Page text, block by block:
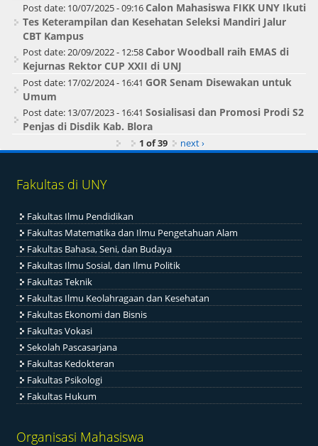
Post date: 10/07/2025 - 09:16 Calon Mahasiswa FIKK UNY Ikuti
Tes Keterampilan dan Kesehatan Seleksi Mandiri Jalur
CBT Kampus
Post date:20/09/2022 - 12:58 Cabor Woodball raih EMAS di
Kejurnas Rektor CUP XXII di UNJ
Post date: 17/02/2024 - 16:41 GOR Senam Disewakan untuk
Umum
Post date: 13/07/2023 - 16:41 Sosialisasi dan Promosi Prodi S2
Penjas di Disdik Kab. Blora
1 of 39 next ›
Fakultas di UNY
Fakultas Ilmu Pendidikan
Fakultas Matematika dan Ilmu Pengetahuan Alam
Fakultas Bahasa, Seni, dan Budaya
Fakultas Ilmu Sosial, dan Ilmu Politik
Fakultas Teknik
Fakultas Ilmu Keolahragaan dan Kesehatan
Fakultas Ekonomi dan Bisnis
Fakultas Vokasi
Sekolah Pascasarjana
Fakultas Kedokteran
Fakultas Psikologi
Fakultas Hukum
Organisasi Mahasiswa